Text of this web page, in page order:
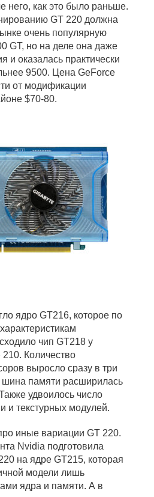
него, как это было раньше.
GT 220 должна
очень популярную
GT, но на деле она даже
и оказалась практически
9500. Цена GeForce
от модификации
$70-80.
ядро GT216, которое по
чип GT218 у
Количество
выросло сразу в три
шина памяти расширилась
удвоилось число
и текстурных модулей.
иные вариации GT 220.
Nvidia подготовила
на ядре GT215, которая
модели лишь
ядра и памяти. А в